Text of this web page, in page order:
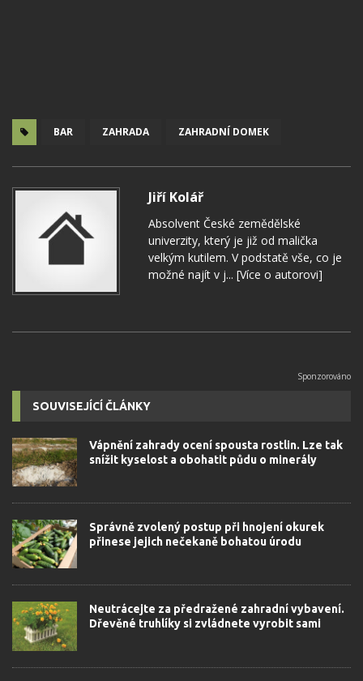
BAR ZAHRADA ZAHRADNÍ DOMEK
Jiří Kolář
Absolvent České zemědělské
univerzity, který je již od malička
velkým kutilem. V podstatě vše, co je
možné najít v j... [Více o autorovi]
SOUVISEJÍCÍ ČLÁNKY
Vápnění zahrady ocení spousta rostlin. Lze tak
snížit kyselost a obohatit půdu o minerály
Správně zvolený postup při hnojení okurek
přinese jejich nečekaně bohatou úrodu
Neutrácejte za předražené zahradní vybavení.
Dřevěné truhlíky si zvládnete vyrobit sami